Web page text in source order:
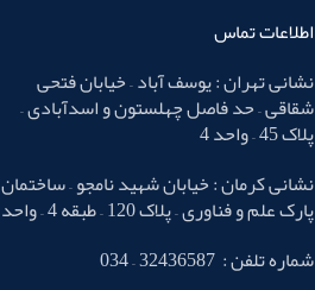
اطلاعات تماس
نشانی تهران : یوسف آباد – خیابان فتحی
شقاقی – حد فاصل چهلستون و اسدآبادی –
پلاک 45 – واحد 4
نشانی کرمان : خیابان شهید نامجو – ساختمان
پارک علم و فناوری – پلاک 120 – طبقه 4 – واحد 7
شماره تلفن : 32436587 – 034